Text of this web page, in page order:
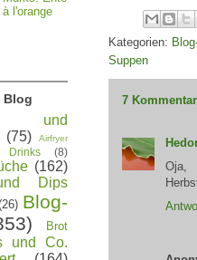
Kategorien:
Suppen
7
à l'orange
Blog
und
(75)
Airfryer
Drinks (8)
(162)
Dips
Blog-
Brot
und Co.